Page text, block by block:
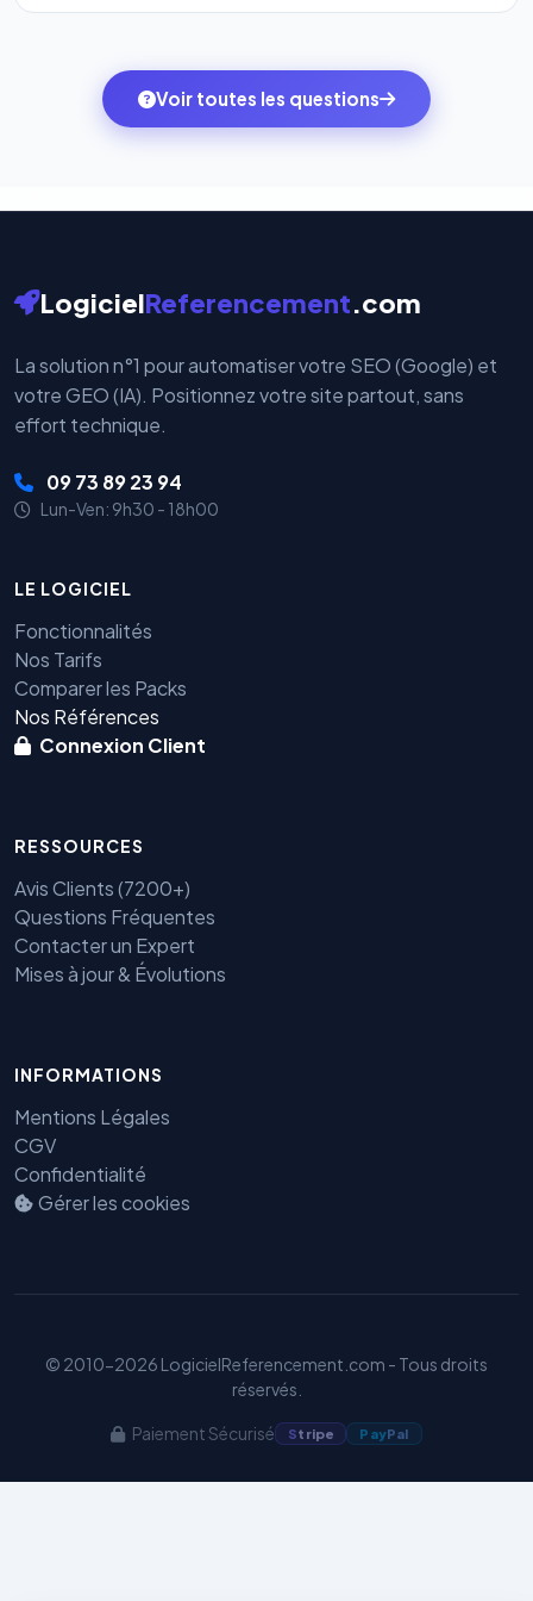
l'onglet« Migrer votre pack »pour basculer en
ambitions du moment — sans perdre vos données ni
votre historique.
monde. Vos données bancaires ne transitent jamais
par nos serveurs — elles sont gérées directement et
Voir toutes les questions
LogicielReferencement.com
La solution n°1 pour automatiser votre SEO (Google) et
votre GEO (IA). Positionnez votre site partout, sans
effort technique.
09 73 89 23 94
Lun-Ven: 9h30 - 18h00
LE LOGICIEL
Fonctionnalités
Nos Tarifs
Comparer les Packs
Nos Références
Connexion Client
RESSOURCES
Avis Clients (7200+)
Questions Fréquentes
Contacter un Expert
Mises à jour & Évolutions
INFORMATIONS
Mentions Légales
CGV
Confidentialité
Gérer les cookies
© 2010-2026 LogicielReferencement.com - Tous droits
réservés.
Paiement Sécurisé Stripe PayPal